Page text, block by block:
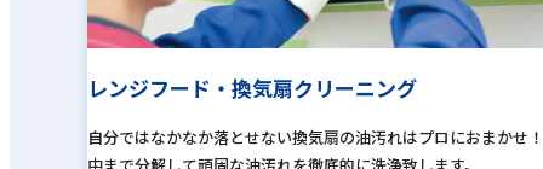
レンジフード・換気扇クリーニング
自分ではなかなか落とせない換気扇の油汚れはプロにおまかせ！